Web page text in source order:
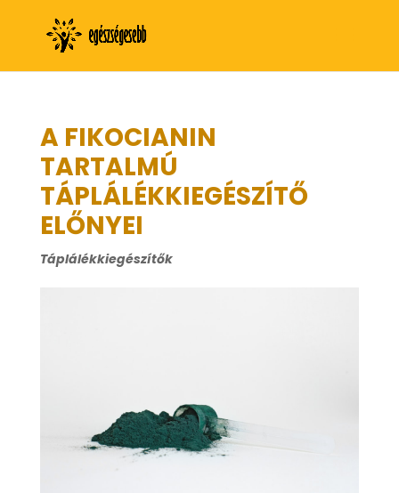
A FIKOCIANIN
TARTALMÚ
TÁPLÁLÉKKIEGÉSZÍTŐ
ELŐNYEI
Táplálékkiegészítők